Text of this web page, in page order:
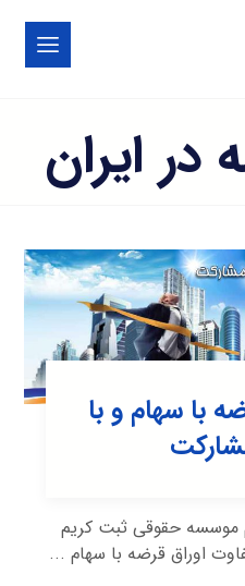
در ایران
با سهام و با
موسسه حقوقی ثبت کریم
اوراق قرضه با سهام ...